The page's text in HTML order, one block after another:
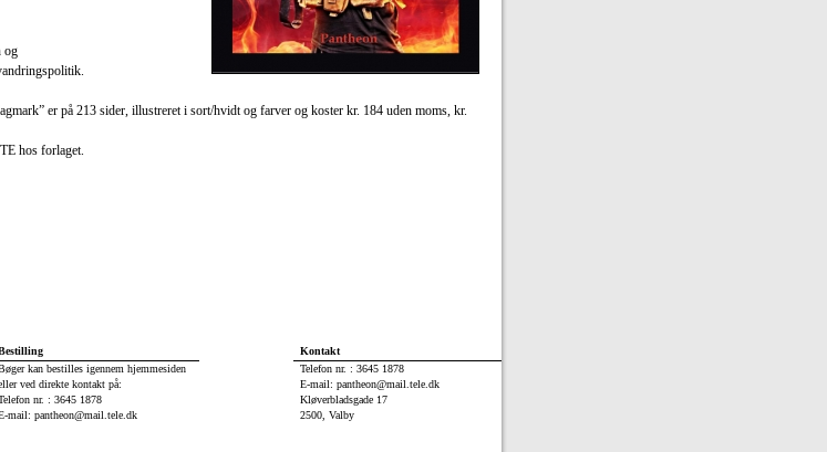
og
er på 213 sider, illustreret i sort/hvidt og farver og koster kr. 184 uden moms, kr.
hos forlaget.
kan bestilles igennem hjemmesiden
ved direkte kontakt på:
nr. : 3645 1878
mail: pantheon@mail.tele.dk
Kontakt
Telefon nr. : 3645 1878
E-mail: pantheon@mail.tele.dk
Kløverbladsgade 17
2500, Valby